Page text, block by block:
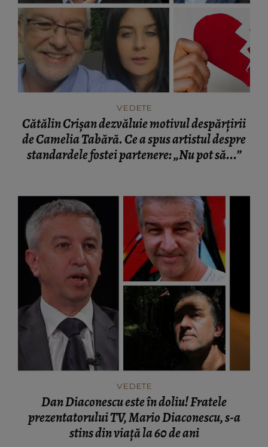
VEDETE
Cătălin Crișan dezvăluie motivul despărțirii
de Camelia Tabără. Ce a spus artistul despre
standardele fostei partenere: „Nu pot să...”
VEDETE
Dan Diaconescu este în doliu! Fratele
prezentatorului TV, Mario Diaconescu, s-a
stins din viață la 60 de ani